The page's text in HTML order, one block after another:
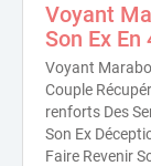
Voyant
Son Ex En
Voyant
Couple
renforts Des
Son Ex
Faire Revenir